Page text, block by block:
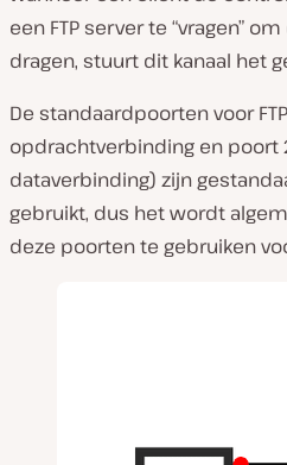
een FTP server te “vragen”
dragen, stuurt dit kanaal het
De standaardpoorten voor
opdrachtverbinding en poort
dataverbinding) zijn
gebruikt, dus het wordt
deze poorten te gebruiken